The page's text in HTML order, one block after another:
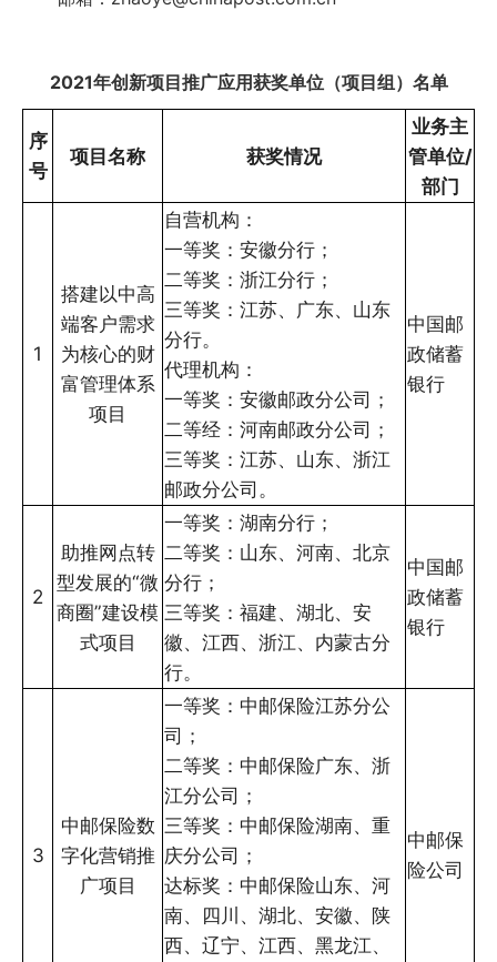
2021年创新项目推广应用获奖单位（项目组）名单
序
号
项目名称 获奖情况
业务主
管单位/
部门
1
搭建以中高
端客户需求
为核心的财
富管理体系
项目
自营机构：
一等奖：安徽分行；
二等奖：浙江分行；
三等奖：江苏、广东、山东
分行。
代理机构：
一等奖：安徽邮政分公司；
二等经：河南邮政分公司；
三等奖：江苏、山东、浙江
邮政分公司。
中国邮
政储蓄
银行
2
助推网点转
型发展的“微
商圈”建设模
式项目
一等奖：湖南分行；
二等奖：山东、河南、北京
分行；
三等奖：福建、湖北、安
徽、江西、浙江、内蒙古分
行。
中国邮
政储蓄
银行
3
中邮保险数
字化营销推
广项目
一等奖：中邮保险江苏分公
司；
二等奖：中邮保险广东、浙
江分公司；
三等奖：中邮保险湖南、重
庆分公司；
达标奖：中邮保险山东、河
南、四川、湖北、安徽、陕
西、辽宁、江西、黑龙江、
中邮保
险公司